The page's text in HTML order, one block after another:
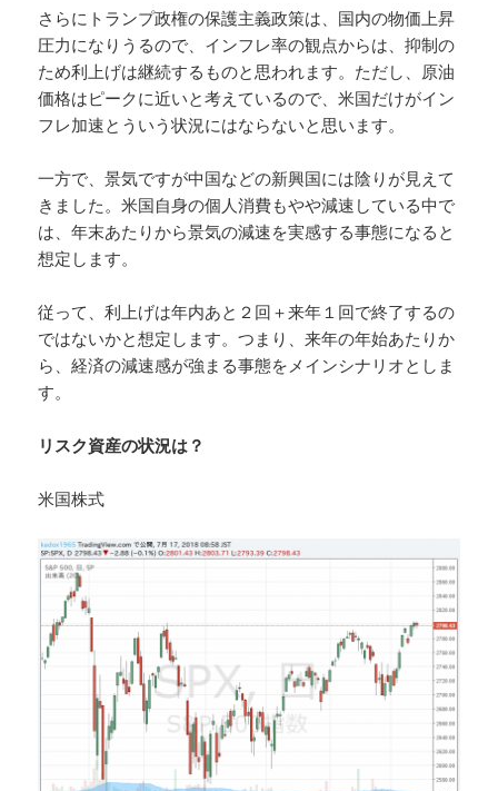
さらにトランプ政権の保護主義政策は、国内の物価上昇
圧力になりうるので、インフレ率の観点からは、抑制の
ため利上げは継続するものと思われます。ただし、原油
価格はピークに近いと考えているので、米国だけがイン
フレ加速とういう状況にはならないと思います。
一方で、景気ですが中国などの新興国には陰りが見えて
きました。米国自身の個人消費もやや減速している中で
は、年末あたりから景気の減速を実感する事態になると
想定します。
従って、利上げは年内あと２回＋来年１回で終了するの
ではないかと想定します。つまり、来年の年始あたりか
ら、経済の減速感が強まる事態をメインシナリオとしま
す。
リスク資産の状況は？
米国株式